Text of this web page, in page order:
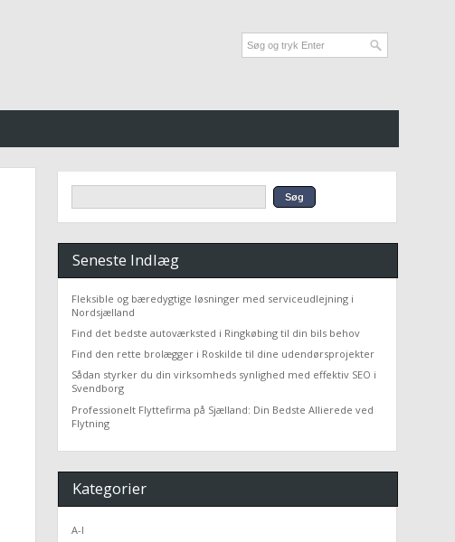
Seneste Indlæg
Fleksible og bæredygtige løsninger med serviceudlejning i
Nordsjælland
Find det bedste autoværksted i Ringkøbing til din bils behov
Find den rette brolægger i Roskilde til dine udendørsprojekter
Sådan styrker du din virksomheds synlighed med effektiv SEO i
Svendborg
Professionelt Flyttefirma på Sjælland: Din Bedste Allierede ved
Flytning
Kategorier
A-I